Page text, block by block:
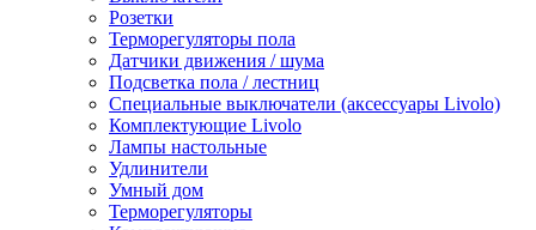
Розетки
Терморегуляторы пола
Датчики движения / шума
Подсветка пола / лестниц
Специальные выключатели (аксессуары Livolo)
Комплектующие Livolo
Лампы настольные
Удлинители
Умный дом
Терморегуляторы